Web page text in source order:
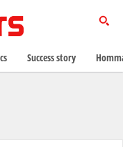
Success story